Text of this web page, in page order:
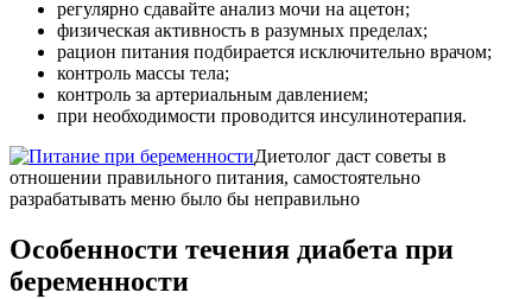
регулярно сдавайте анализ мочи на ацетон;
физическая активность в разумных пределах;
рацион питания подбирается исключительно врачом;
контроль массы тела;
контроль за артериальным давлением;
при необходимости проводится инсулинотерапия.
Диетолог даст советы в
отношении правильного питания, самостоятельно
разрабатывать меню было бы неправильно
Особенности течения диабета при
беременности